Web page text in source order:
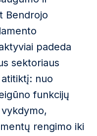
ir jai yra
beipaslaugų
Bendrojo
padeda
sektoriaus
nuo
funkcijų
rengimo iki